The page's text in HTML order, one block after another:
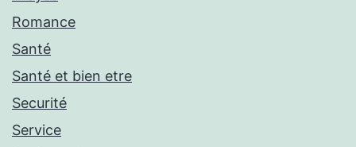
Romance
Santé
Santé et bien etre
Securité
Service